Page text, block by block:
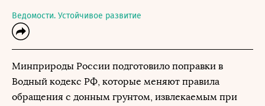
Ведомости. Устойчивое развитие
Минприроды России подготовило поправки в
Водный кодекс РФ, которые меняют правила
обращения с донным грунтом, извлекаемым при